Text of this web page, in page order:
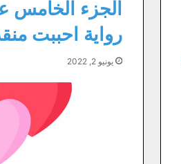
الجزء
رواية احببت
يونيو 2, 2022